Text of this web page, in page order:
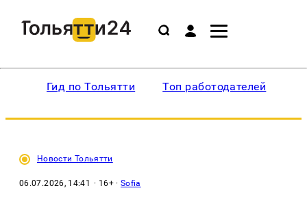
Гид по Тольятти Топ работодателей
Новости Тольятти
06.07.2026, 14:41 · 16+ ·Sofia